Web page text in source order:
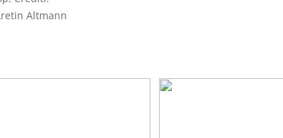
Altmann